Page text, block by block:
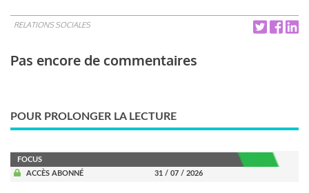
RELATIONS SOCIALES
Pas encore de commentaires
POUR PROLONGER LA LECTURE
FOCUS
ACCÈS ABONNÉ
31 / 07 / 2026